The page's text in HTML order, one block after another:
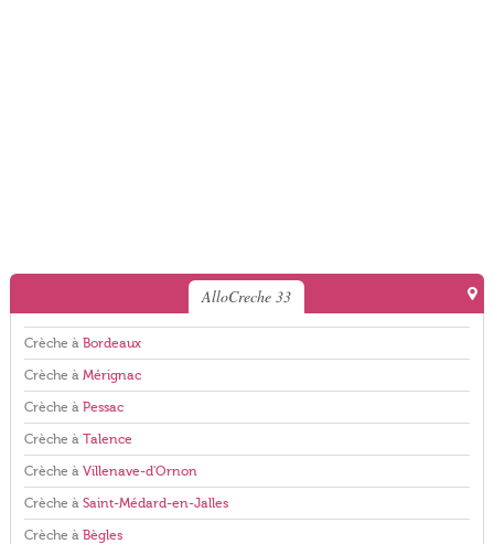
AlloCreche 33
Crèche à Bordeaux
Crèche à Mérignac
Crèche à Pessac
Crèche à Talence
Crèche à Villenave-d'Ornon
Crèche à Saint-Médard-en-Jalles
Crèche à Bègles